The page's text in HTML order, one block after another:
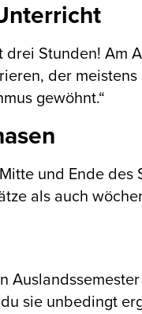
drei Stunden! Am
der
gewöhnt.“
und Ende
als auch
sie unbedingt